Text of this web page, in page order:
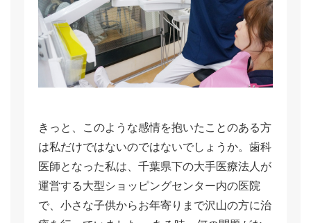
きっと、このような感情を抱いたことのある方
は私だけではないのではないでしょうか。歯科
医師となった私は、千葉県下の大手医療法人が
運営する大型ショッピングセンター内の医院
で、小さな子供からお年寄りまで沢山の方に治